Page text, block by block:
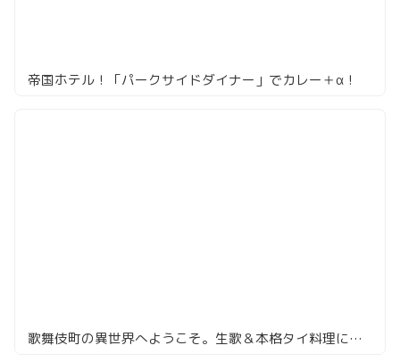
帝国ホテル！「パークサイドダイナー」でカレー＋α！
歌舞伎町の異世界へようこそ。生歌＆本格タイ料理に驚きハマった夜